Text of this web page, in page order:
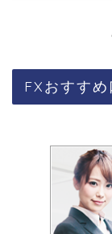
FXおすすめ